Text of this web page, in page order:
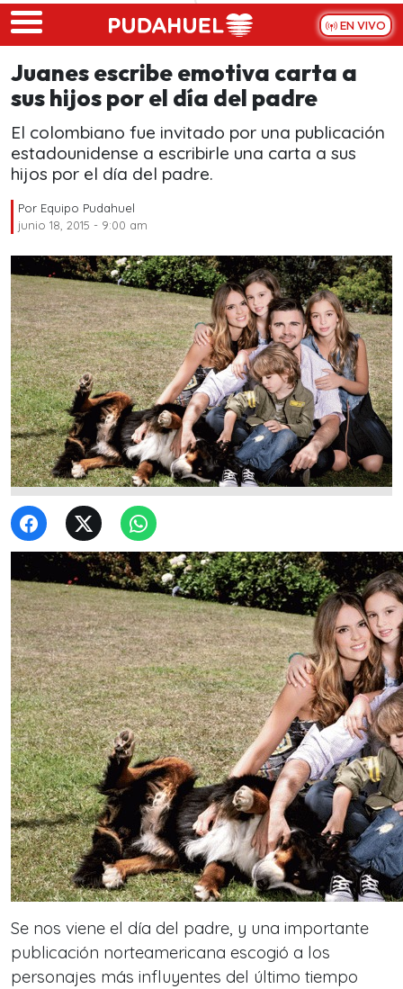
Skip to main content
EN VIVO
Juanes escribe emotiva carta a
sus hijos por el día del padre
El colombiano fue invitado por una publicación
estadounidense a escribirle una carta a sus
hijos por el día del padre.
Por Equipo Pudahuel
junio 18, 2015 - 9:00 am
Se nos viene el día del padre, y una importante
publicación norteamericana escogió a los
personajes más influyentes del último tiempo